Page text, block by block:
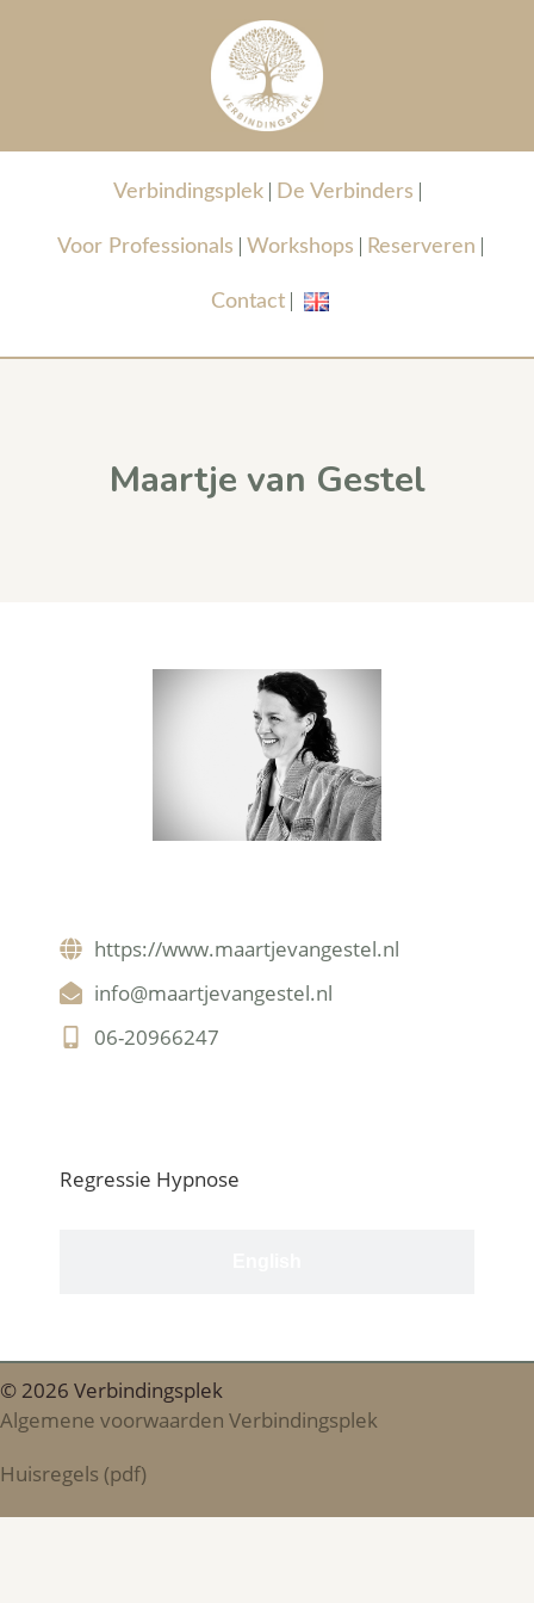
Verbindingsplek De Verbinders
Voor Professionals Workshops Reserveren
Contact
Maartje van Gestel
https://www.maartjevangestel.nl
info@maartjevangestel.nl
06-20966247
Regressie Hypnose
© 2026 Verbindingsplek
Algemene voorwaarden Verbindingsplek
Huisregels (pdf)